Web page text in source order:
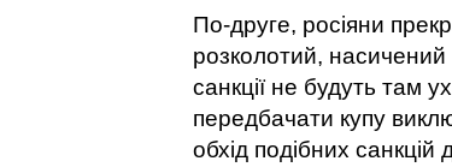
По-друге, росіяни
розколотий, насичений
санкції не будуть там
передбачати купу
обхід подібних санкцій